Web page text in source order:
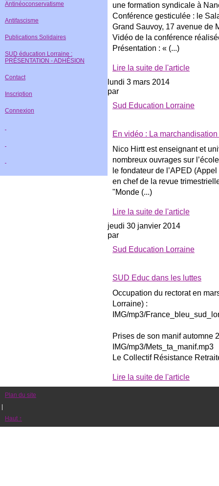
une formation syndicale à
Conférence gesticulée : le
Grand Sauvoy, 17 avenue de
Vidéo de la conférence
Présentation : « (...)
Lire la suite de l'article
lundi 3 mars 2014
par
Sud Education Lorraine
En vidéo : La
Nico Hirtt est enseignant et
nombreux ouvrages sur
le fondateur de l’APED
en chef de la revue
"Monde (...)
Lire la suite de l'article
jeudi 30 janvier 2014
par
Sud Education Lorraine
SUD Educ dans les luttes
Occupation du rectorat en
Lorraine) :
IMG/mp3/
Prises de son manif automne
IMG/mp3/Mets_ta_manif.mp3
Le Collectif Résistance
Lire la suite de l'article
Antinéoconservatisme
Antifascisme
Publications Solidaires
SUD éducation Lorraine :
PRÉSENTATION - ADHÉSION
Contact
Inscription
Connexion
Plan du site
Haut ↑